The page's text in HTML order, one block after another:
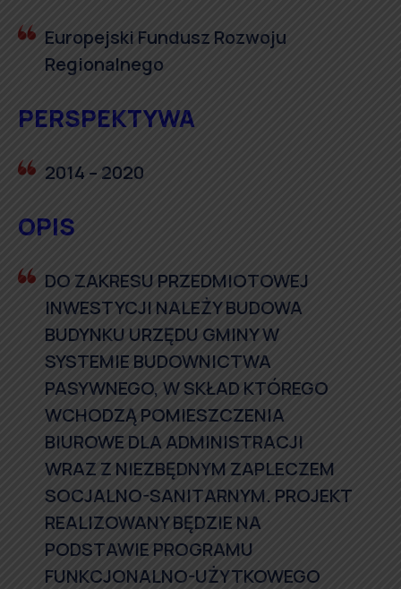
Europejski Fundusz Rozwoju
Regionalnego
PERSPEKTYWA
2014 – 2020
OPIS
DO ZAKRESU PRZEDMIOTOWEJ
INWESTYCJI NALEŻY BUDOWA
BUDYNKU URZĘDU GMINY W
SYSTEMIE BUDOWNICTWA
PASYWNEGO, W SKŁAD KTÓREGO
WCHODZĄ POMIESZCZENIA
BIUROWE DLA ADMINISTRACJI
WRAZ Z NIEZBĘDNYM ZAPLECZEM
SOCJALNO-SANITARNYM. PROJEKT
REALIZOWANY BĘDZIE NA
PODSTAWIE PROGRAMU
FUNKCJONALNO-UŻYTKOWEGO